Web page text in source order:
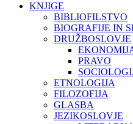
KNJIGE
BIBLIOFILSTVO
BIOGRAFIJE IN
DRUŽBOSLOVJE
PRAVO
ETNOLOGIJA
FILOZOFIJA
GLASBA
JEZIKOSLOVJE